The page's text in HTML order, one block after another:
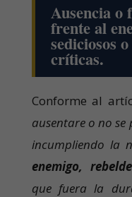
Ausencia o
frente al
sediciosos
críticas.
Conforme al
ausentare o no se
incumpliendo la
enemigo,
que fuera la